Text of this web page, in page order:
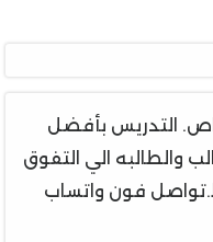
التدريس بأفضل
والطالبه الي التفوق
فون واتساب